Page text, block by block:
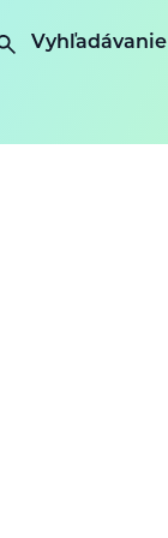
Vyhľadávanie